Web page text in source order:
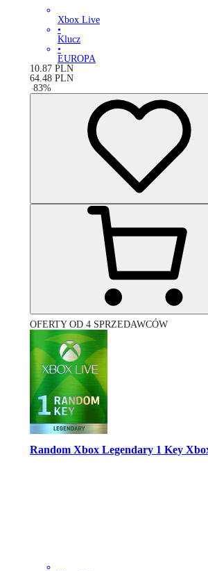
Xbox Live
•
Klucz
•
EUROPA
10.87 PLN
64.48 PLN
-83%
OFERTY OD 4 SPRZEDAWCÓW
Random Xbox Legendary 1 Key